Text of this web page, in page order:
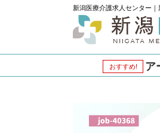
新潟医療介護求人センター
おすすめ! ア